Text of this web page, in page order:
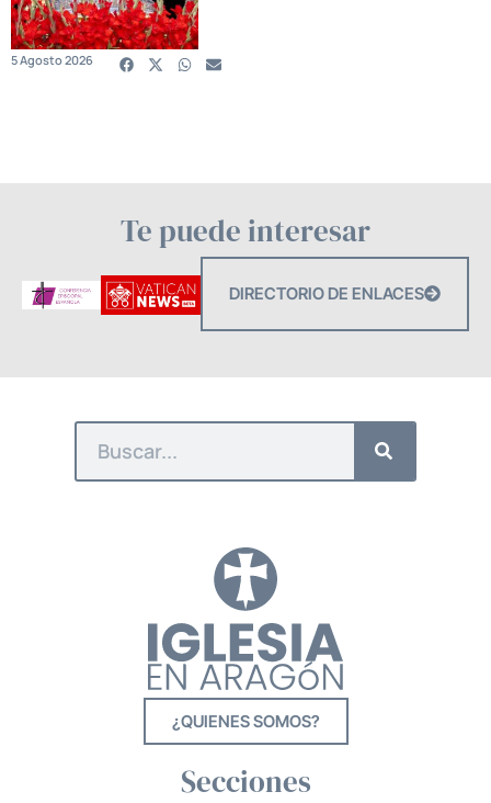
5 Agosto 2026
Te puede interesar
DIRECTORIO DE ENLACES
¿QUIENES SOMOS?
Secciones